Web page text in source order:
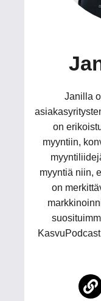
Janilla
on
myyntiin,
myyntiä niin,
on